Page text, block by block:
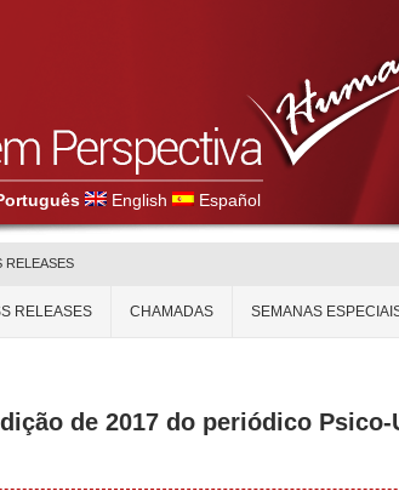
English Español
RELEASES
RELEASES CHAMADAS SEMANAS
de 2017 do periódico Psico-